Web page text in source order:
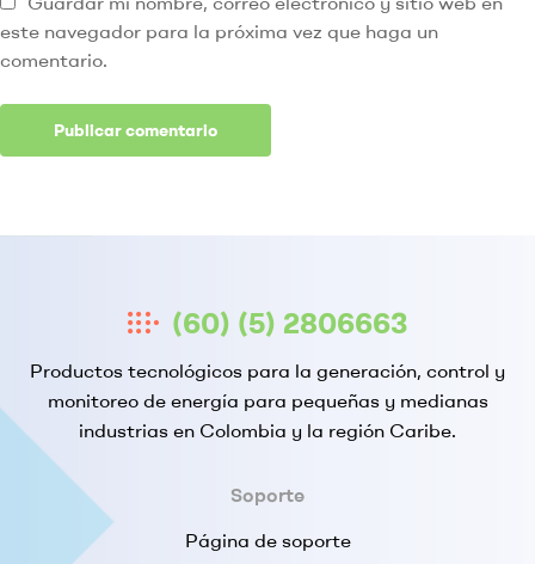
este navegador para la próxima vez que haga un
comentario.
(60) (5) 2806663
Productos tecnológicos para la generación, control y
monitoreo de energía para pequeñas y medianas
industrias en Colombia y la región Caribe.
Soporte
Página de soporte